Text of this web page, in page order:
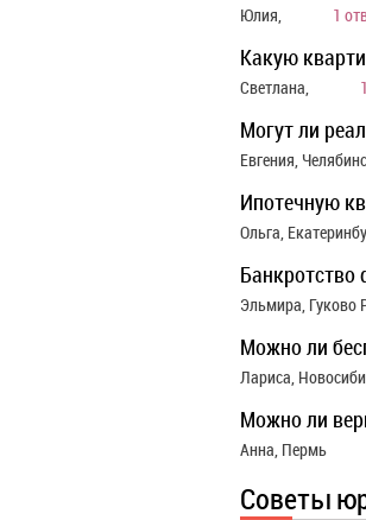
Юлия, 1
Какую
Светлана,
Могут ли
Евгения,
Ипотечную
Ольга,
Эльмира, Гуково
Можно ли
Лариса,
Можно ли
Анна, Пермь
Советы